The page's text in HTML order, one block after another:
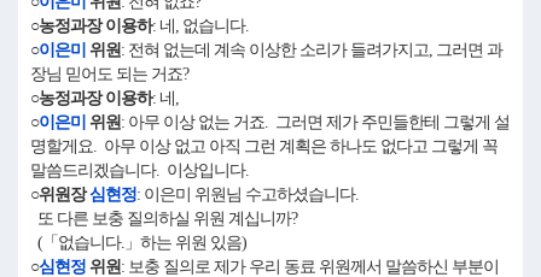
○농정과장 이용하: 네, 없습니다.
○이은미 위원: 전혀 없는데 계속 이상한 소리가 들려가지고, 그러면 과
장님 믿어도 되는 거죠?
○농정과장 이용하: 네,
○이은미 위원: 아무 이상 없는 거죠. 그러면 제가 주민들한테 그렇게 설
명할게요. 아무 이상 없고 아직 그런 계획은 하나도 없다고 그렇게 꼭
말씀드리겠습니다. 이상입니다.
○위원장심현정: 이은미 위원님 수고하셨습니다.
또 다른 보충 질의하실 위원 계십니까?
(「없습니다.」하는 위원 있음)
○심현정 위원: 보충 질의로 제가 우리 동료 위원께서 말씀하신 부분이